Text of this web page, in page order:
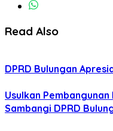
Read Also
DPRD Bulungan
Usulkan
Sambangi DPRD